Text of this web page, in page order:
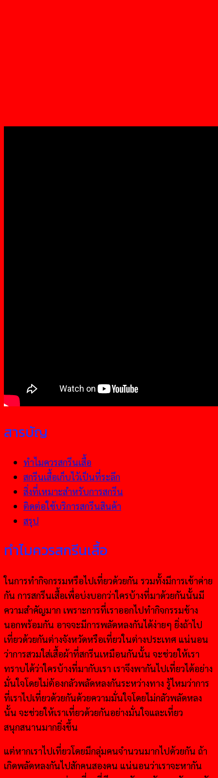
สารบัญ
ทำไมควรสกรีนเสื้อ
สกรีนเสื้อเก็บไว้เป็นที่ระลึก
สิ่งที่เหมาะสำหรับการสกรีน
ติดต่อใช้บริการสกรีนสินค้า
สรุป
ทำไมควรสกรีนเสื้อ
ในการทำกิจกรรมหรือไปเที่ยวด้วยกัน รวมทั้งมีการเข้าค่าย
กัน การสกรีนเสื้อเพื่อบ่งบอกว่าใครบ้างที่มาด้วยกันนั้นมี
ความสำคัญมาก เพราะการที่เราออกไปทำกิจกรรมข้าง
นอกพร้อมกัน อาจจะมีการพลัดหลงกันได้ง่ายๆ ยิ่งถ้าไป
เที่ยวด้วยกันต่างจังหวัดหรือเที่ยวในต่างประเทศ แน่นอน
ว่าการสวมใส่เสื้อผ้าที่สกรีนเหมือนกันนั้น จะช่วยให้เรา
ทราบได้ว่าใครบ้างที่มากับเรา เราจึงพากันไปเที่ยวได้อย่าง
มั่นใจโดยไม่ต้องกลัวพลัดหลงกันระหว่างทาง รู้ไหมว่าการ
ที่เราไปเที่ยวด้วยกันด้วยความมั่นใจโดยไม่กลัวพลัดหลง
นั้น จะช่วยให้เราเที่ยวด้วยกันอย่างมั่นใจและเที่ยว
สนุกสนานมากยิ่งขึ้น
แต่หากเราไปเที่ยวโดยมีกลุ่มคนจำนวนมากไปด้วยกัน ถ้า
เกิดพลัดหลงกันไปสักคนสองคน แน่นอนว่าเราจะหากัน